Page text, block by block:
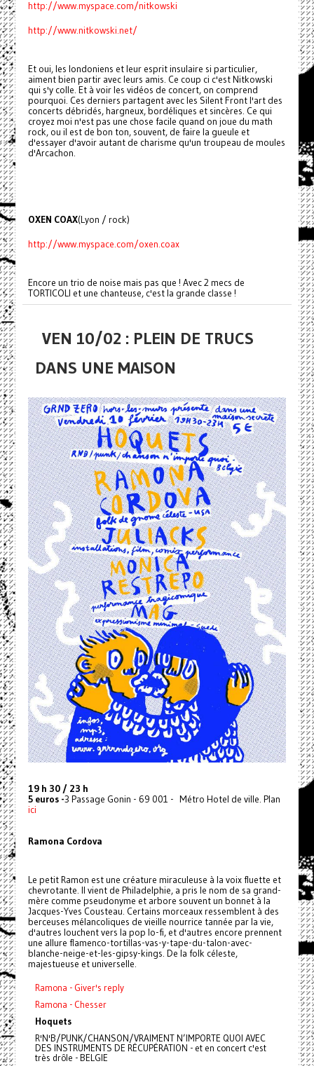
http://www.myspace.com/nitkowski
http://www.nitkowski.net/
Et oui, les londoniens et leur esprit insulaire si particulier,
aiment bien partir avec leurs amis. Ce coup ci c'est Nitkowski
qui s'y colle. Et à voir les vidéos de concert, on comprend
pourquoi. Ces derniers partagent avec les Silent Front l'art des
concerts débridés, hargneux, bordéliques et sincères. Ce qui
croyez moi n'est pas une chose facile quand on joue du math
rock, ou il est de bon ton, souvent, de faire la gueule et
d'essayer d'avoir autant de charisme qu'un troupeau de moules
d'Arcachon.
OXEN COAX(Lyon / rock)
http://www.myspace.com/oxen.coax
Encore un trio de noise mais pas que ! Avec 2 mecs de
TORTICOLI et une chanteuse, c'est la grande classe !
VEN 10/02 : PLEIN DE TRUCS
DANS UNE MAISON
19 h 30 / 23 h
5 euros -3 Passage Gonin - 69 001 - Métro Hotel de ville. Plan
ici
Ramona Cordova
Le petit Ramon est une créature miraculeuse à la voix fluette et
chevrotante. Il vient de Philadelphie, a pris le nom de sa grand-
mère comme pseudonyme et arbore souvent un bonnet à la
Jacques-Yves Cousteau. Certains morceaux ressemblent à des
berceuses mélancoliques de vieille nourrice tannée par la vie,
d'autres louchent vers la pop lo-fi, et d'autres encore prennent
une allure flamenco-tortillas-vas-y-tape-du-talon-avec-
blanche-neige-et-les-gipsy-kings. De la folk céleste,
majestueuse et universelle.
Ramona - Giver's reply
Ramona - Chesser
Hoquets
R'N'B/PUNK/CHANSON/VRAIMENT N’IMPORTE QUOI AVEC
DES INSTRUMENTS DE RÉCUPÉRATION - et en concert c'est
très drôle - BELGIE